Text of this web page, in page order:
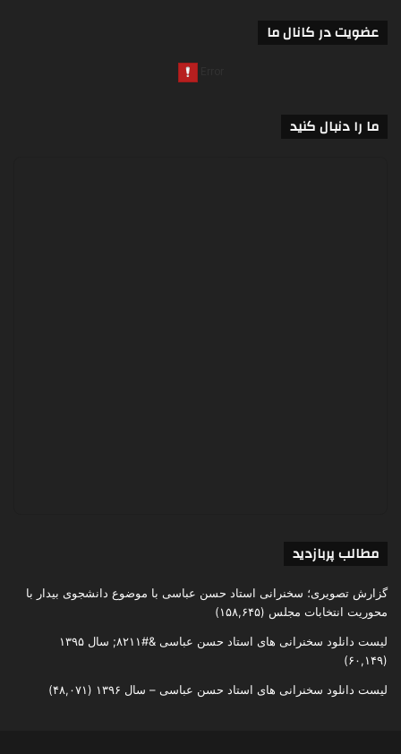
عضویت در کانال ما
ما را دنبال کنید
مطالب پربازدید
گزارش تصویری؛ سخنرانی استاد حسن عباسی با موضوع دانشجوی بیدار با
محوریت انتخابات مجلس (۱۵۸,۶۴۵)
لیست دانلود سخنرانی های استاد حسن عباسی &#۸۲۱۱; سال ۱۳۹۵
(۶۰,۱۴۹)
لیست دانلود سخنرانی های استاد حسن عباسی – سال ۱۳۹۶ (۴۸,۰۷۱)